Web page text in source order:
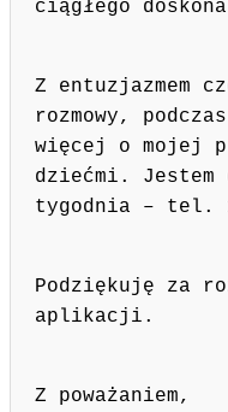
ciągłego
Z entuzjazmem
rozmowy,
więcej o mojej
dziećmi. Jestem
tygodnia – tel.
Podziękuję za
aplikacji.
Z poważaniem,